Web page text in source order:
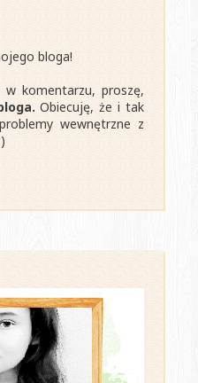
bloga!
komentarzu, proszę,
Obiecuję, że i tak
wewnętrzne z